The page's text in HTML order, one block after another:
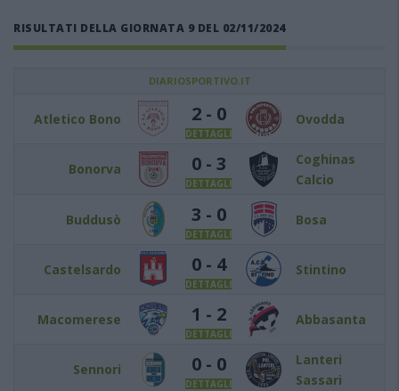
RISULTATI DELLA GIORNATA 9 DEL 02/11/2024
DIARIOSPORTIVO.IT
Atletico Bono 2 - 0
DETTAGLI
Ovodda
Bonorva 0 - 3
DETTAGLI
Coghinas
Calcio
Buddusò 3 - 0
DETTAGLI
Bosa
Castelsardo 0 - 4
DETTAGLI
Stintino
Macomerese 1 - 2
DETTAGLI
Abbasanta
Sennori 0 - 0
DETTAGLI
Lanteri
Sassari